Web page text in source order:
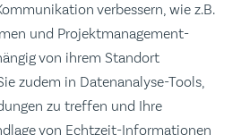
verbessern, wie z.B.
und Projektmanagement-
von ihrem Standort
zudem in Datenanalyse-Tools,
zu treffen und Ihre
von Echtzeit-Informationen